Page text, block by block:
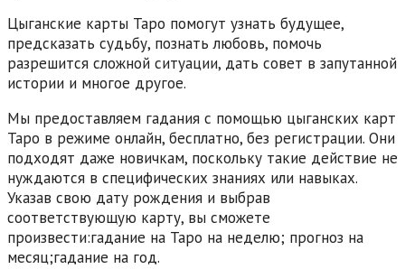
Цыганские карты Таро помогут узнать будущее,
предсказать судьбу, познать любовь, помочь
разрешится сложной ситуации, дать совет в запутанной
истории и многое другое.
Мы предоставляем гадания с помощью цыганских карт
Таро в режиме онлайн, бесплатно, без регистрации. Они
подходят даже новичкам, поскольку такие действие не
нуждаются в специфических знаниях или навыках.
Указав свою дату рождения и выбрав
соответствующую карту, вы сможете
произвести:гадание на Таро на неделю; прогноз на
месяц;гадание на год.